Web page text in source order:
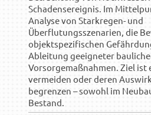
Schadensereignis. Im
Analyse von Starkregen- und
Überflutungsszenarien, die
objektspezifischen
Ableitung geeigneter
Vorsorgemaßnahmen. Ziel ist
vermeiden oder deren
begrenzen – sowohl im
Bestand.